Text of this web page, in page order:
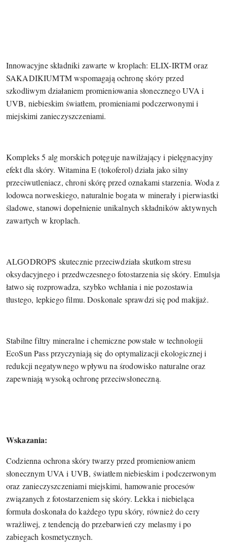
Innowacyjne składniki zawarte w kroplach: ELIX-IRTM oraz
SAKADIKIUMTM wspomagają ochronę skóry przed
szkodliwym działaniem promieniowania słonecznego UVA i
UVB, niebieskim światłem, promieniami podczerwonymi i
miejskimi zanieczyszczeniami.
Kompleks 5 alg morskich potęguje nawilżający i pielęgnacyjny
efekt dla skóry. Witamina E (tokoferol) działa jako silny
przeciwutleniacz, chroni skórę przed oznakami starzenia. Woda z
lodowca norweskiego, naturalnie bogata w minerały i pierwiastki
śladowe, stanowi dopełnienie unikalnych składników aktywnych
zawartych w kroplach.
ALGODROPS skutecznie przeciwdziała skutkom stresu
oksydacyjnego i przedwczesnego fotostarzenia się skóry. Emulsja
łatwo się rozprowadza, szybko wchłania i nie pozostawia
tłustego, lepkiego filmu. Doskonale sprawdzi się pod makijaż.
Stabilne filtry mineralne i chemiczne powstałe w technologii
EcoSun Pass przyczyniają się do optymalizacji ekologicznej i
redukcji negatywnego wpływu na środowisko naturalne oraz
zapewniają wysoką ochronę przeciwsłoneczną.
Wskazania:
Codzienna ochrona skóry twarzy przed promieniowaniem
słonecznym UVA i UVB, światłem niebieskim i podczerwonym
oraz zanieczyszczeniami miejskimi, hamowanie procesów
związanych z fotostarzeniem się skóry. Lekka i niebieląca
formuła doskonała do każdego typu skóry, również do cery
wrażliwej, z tendencją do przebarwień czy melasmy i po
zabiegach kosmetycznych.